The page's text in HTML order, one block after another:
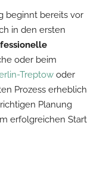
beginnt bereits vor
in den ersten
oder beim
Treptow oder
Prozess erheblich
Planung
erfolgreichen Start